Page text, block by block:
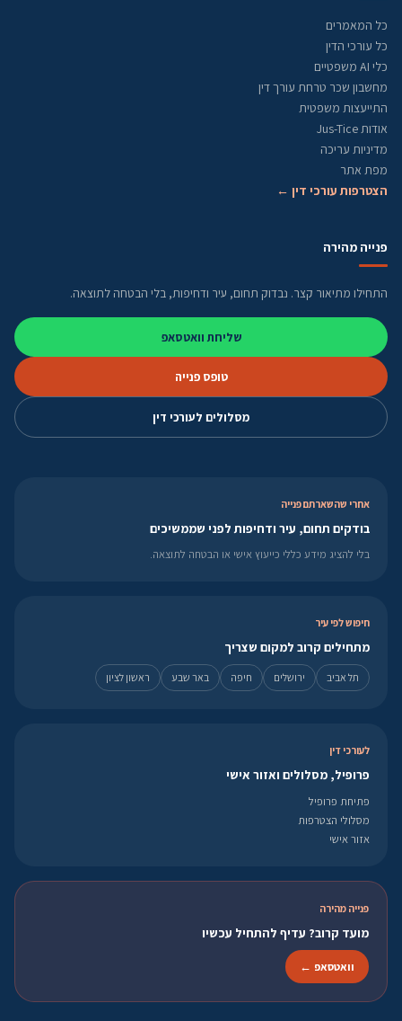
כל המאמרים
כל עורכי הדין
כלי AI משפטיים
מחשבון שכר טרחת עורך דין
התייעצות משפטית
אודות Jus-Tice
מדיניות עריכה
מפת אתר
הצטרפות עורכי דין ←
פנייה מהירה
התחילו מתיאור קצר. נבדוק תחום, עיר ודחיפות, בלי הבטחה לתוצאה.
שליחת וואטסאפ
טופס פנייה
מסלולים לעורכי דין
אחרי שהשארתם פנייה
בודקים תחום, עיר ודחיפות לפני שממשיכים
בלי להציג מידע כללי כייעוץ אישי או הבטחה לתוצאה.
חיפוש לפי עיר
מתחילים קרוב למקום שצריך
תל אביב ירושלים חיפה באר שבע ראשון לציון
לעורכי דין
פרופיל, מסלולים ואזור אישי
פתיחת פרופיל
מסלולי הצטרפות
אזור אישי
פנייה מהירה
מועד קרוב? עדיף להתחיל עכשיו
וואטסאפ ←